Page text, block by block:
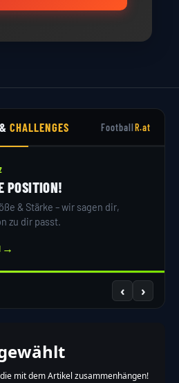
&CHALLENGES FootballR.at
POSITION!
& Stärke – wir sagen dir,
zu dir passt.
→
‹ ›
mit dem Artikel zusammenhängen!